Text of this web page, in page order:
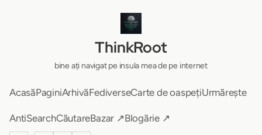
ThinkRoot
bine ați navigat pe insula mea de pe internet
AcasăPaginiArhivăFediverseCarte de oaspețiUrmărește
AntiSearchCăutareBazar ↗Blogărie ↗